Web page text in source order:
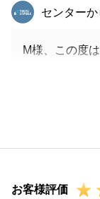
東急リバブ
センター
M様、この度
に心がけて販
M様には、販
や、何度もお
お引渡しは完
お客様評価